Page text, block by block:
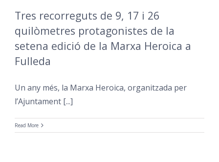
Tres recorreguts de 9, 17 i 26
quilòmetres protagonistes de la
setena edició de la Marxa Heroica a
Fulleda
Un any més, la Marxa Heroica, organitzada per
l’Ajuntament [...]
Read More